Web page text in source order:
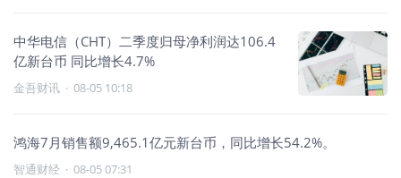
中华电信（CHT）二季度归母净利润达106.4
亿新台币 同比增长4.7%
金吾财讯 · 08-05 10:18
鸿海7月销售额9,465.1亿元新台币，同比增长54.2%。
智通财经 · 08-05 07:31